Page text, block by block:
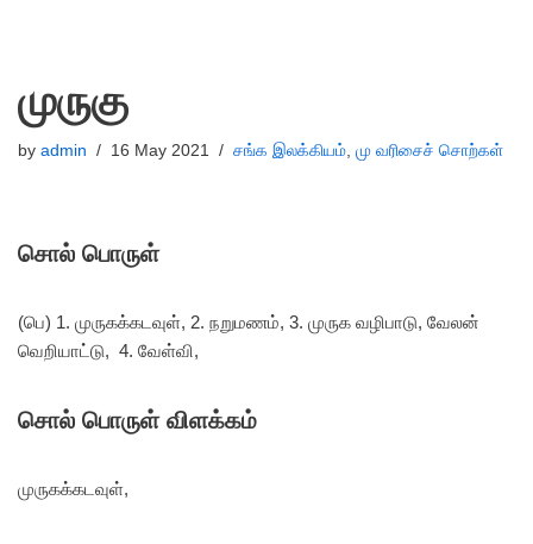
முருகு
by admin 16 May 2021 சங்க இலக்கியம், மு வரிசைச் சொற்கள்
சொல் பொருள்
(பெ) 1. முருகக்கடவுள், 2. நறுமணம், 3. முருக வழிபாடு, வேலன்
வெறியாட்டு, 4. வேள்வி,
சொல் பொருள் விளக்கம்
முருகக்கடவுள்,